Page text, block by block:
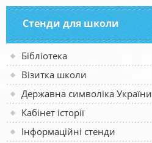
Стенди для школи
Бібліотека
Візитка школи
Державна символіка України
Кабінет історії
Інформаційні стенди